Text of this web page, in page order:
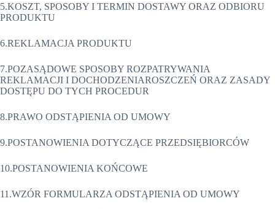
5.KOSZT, SPOSOBY I TERMIN DOSTAWY ORAZ ODBIORU
PRODUKTU
6.REKLAMACJA PRODUKTU
7.POZASĄDOWE SPOSOBY ROZPATRYWANIA
REKLAMACJI I DOCHODZENIAROSZCZEŃ ORAZ ZASADY
DOSTĘPU DO TYCH PROCEDUR
8.PRAWO ODSTĄPIENIA OD UMOWY
9.POSTANOWIENIA DOTYCZĄCE PRZEDSIĘBIORCÓW
10.POSTANOWIENIA KOŃCOWE
11.WZÓR FORMULARZA ODSTĄPIENIA OD UMOWY